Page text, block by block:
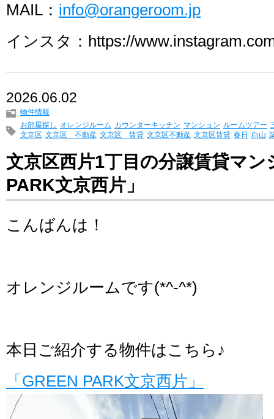
MAIL： info@orangeroom.jp
インスタ：https://
2026.06.02
物件情報
お部屋探し オレンジルーム カウンターキッチン マンション ルームツアー
文京区 文京区 不動産 文京区 賃貸 文京区不動産 文京区賃貸 春日 白山
文京区西片1丁目の分譲賃貸マン
PARK文京西片」
こんばんは！
オレンジルームです(*^-^*)
本日ご紹介する物件はこちら♪
「GREEN PARK文京西片」